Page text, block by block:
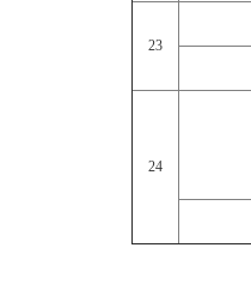
23
24